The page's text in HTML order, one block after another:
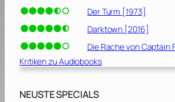
Der Turm [1973]
Darktown [2016]
Die Rache von Captain
Kritiken zu Audiobooks
NEUSTE SPECIALS